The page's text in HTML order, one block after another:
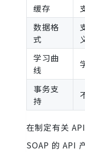
缓存
数据格
式
学习曲
线
事务支
持
在制定有关
SOAP 的 API